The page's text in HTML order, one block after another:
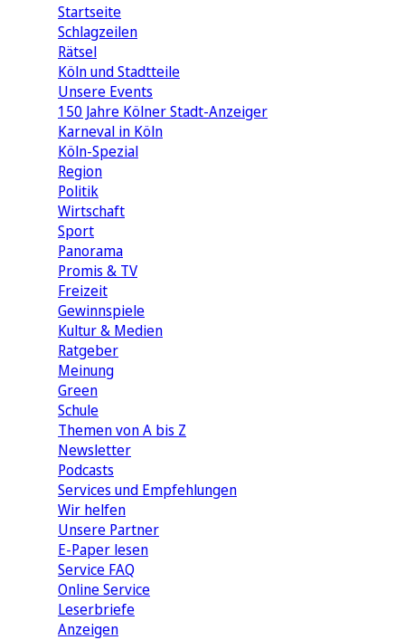
Startseite
Schlagzeilen
Rätsel
Köln und Stadtteile
Unsere Events
150 Jahre Kölner Stadt-Anzeiger
Karneval in Köln
Köln-Spezial
Region
Politik
Wirtschaft
Sport
Panorama
Promis & TV
Freizeit
Gewinnspiele
Kultur & Medien
Ratgeber
Meinung
Green
Schule
Themen von A bis Z
Newsletter
Podcasts
Services und Empfehlungen
Wir helfen
Unsere Partner
E-Paper lesen
Service FAQ
Online Service
Leserbriefe
Anzeigen